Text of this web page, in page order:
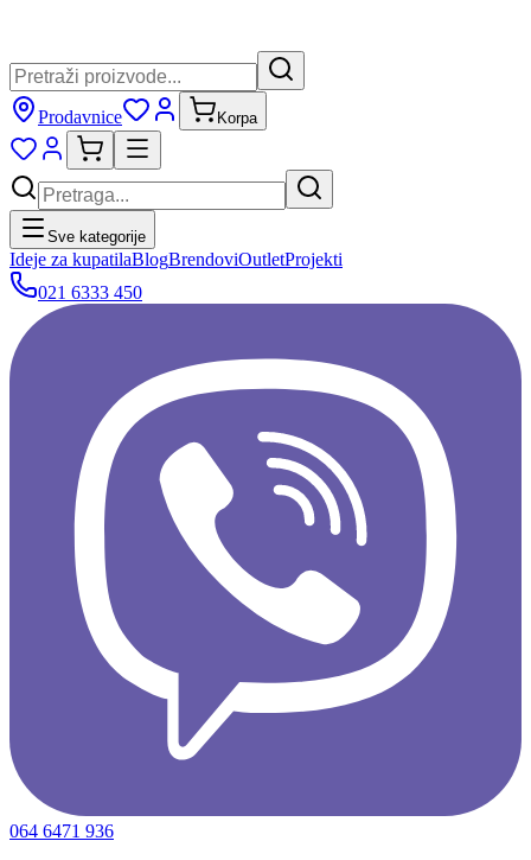
Prodavnice Korpa
Sve kategorije
Ideje za kupatilaBlogBrendoviOutletProjekti
021 6333 450
064 6471 936